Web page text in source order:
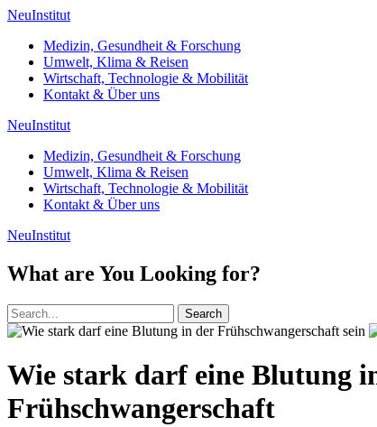
NeuInstitut
Medizin, Gesundheit & Forschung
Umwelt, Klima & Reisen
Wirtschaft, Technologie & Mobilität
Kontakt & Über uns
NeuInstitut
Medizin, Gesundheit & Forschung
Umwelt, Klima & Reisen
Wirtschaft, Technologie & Mobilität
Kontakt & Über uns
NeuInstitut
What are You Looking for?
Search
Wie stark darf eine Blutung
Frühschwangerschaft